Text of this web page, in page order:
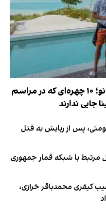
لیست ممنوعه کریستیانو؛ ۱۰ چهره‌ای که در مراسم
جایی ندارند
پس از ربایش به قتل
مرتبط با شبکه قمار جمهوری
کیفری محمدباقر خرازی،